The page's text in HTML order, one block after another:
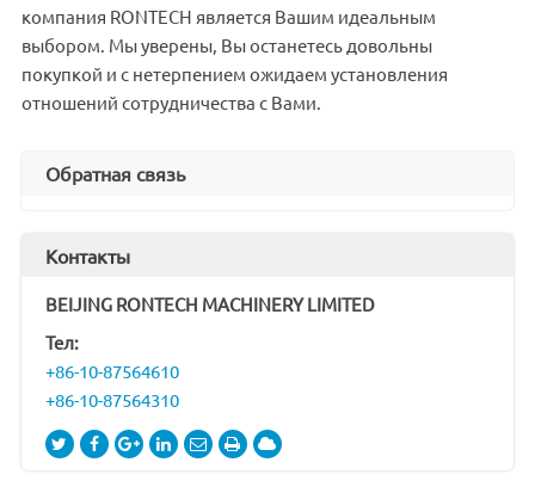
компания RONTECH является Вашим идеальным
выбором. Мы уверены, Вы останетесь довольны
покупкой и с нетерпением ожидаем установления
отношений сотрудничества с Вами.
Обратная связь
Контакты
BEIJING RONTECH MACHINERY LIMITED
Тел:
+86-10-87564610
+86-10-87564310